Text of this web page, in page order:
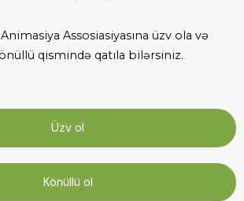
Assosiasiyasına üzv ola və
qismində qatıla bilərsiniz.
Üzv ol
Könüllü ol